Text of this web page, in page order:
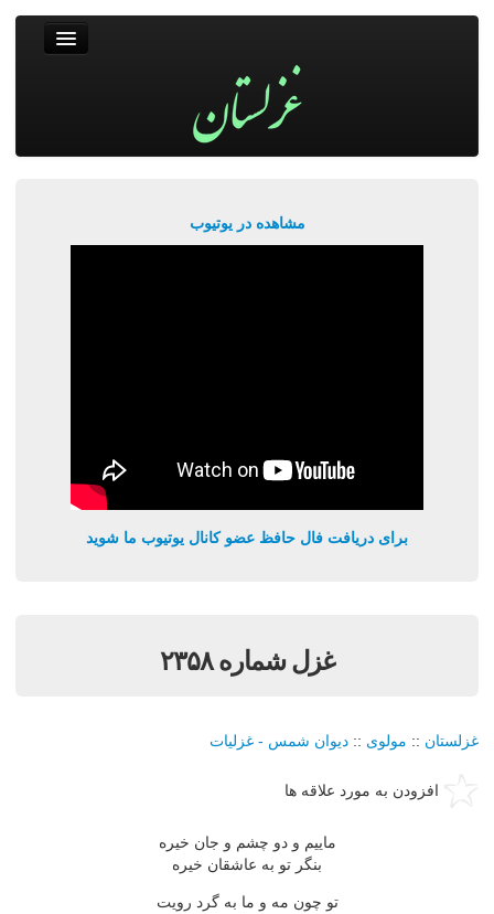
مشاهده در یوتیوب
برای دریافت فال حافظ عضو کانال یوتیوب ما شوید
غزل شماره ۲۳۵۸
غزلستان :: مولوی :: دیوان شمس - غزلیات
افزودن به مورد علاقه ها
ماییم و دو چشم و جان خیره
بنگر تو به عاشقان خیره
تو چون مه و ما به گرد رویت